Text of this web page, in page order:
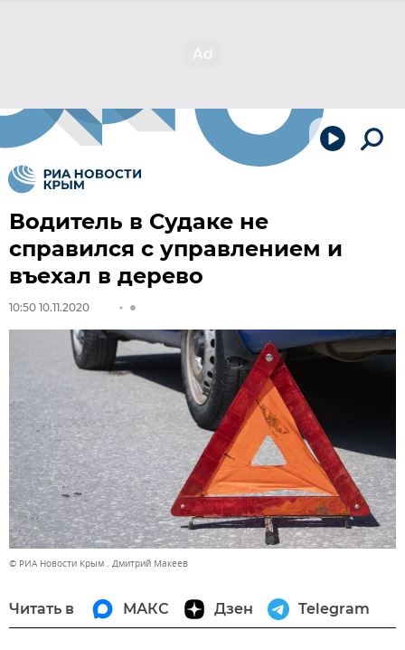
Водитель в Судаке не
справился с управлением и
въехал в дерево
10:50 10.11.2020
© РИА Новости Крым . Дмитрий Макеев
Читать в МАКС Дзен Telegram